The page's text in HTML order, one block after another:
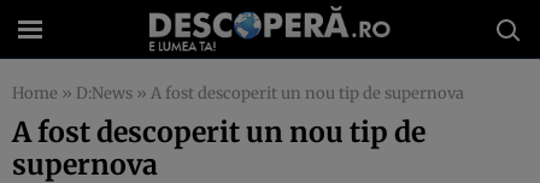
Home » D:News » A fost descoperit un nou tip de supernova
A fost descoperit un nou tip de
supernova